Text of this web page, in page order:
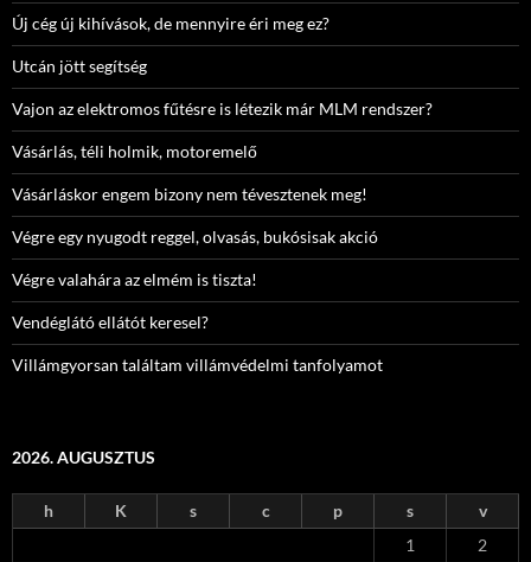
Új cég új kihívások, de mennyire éri meg ez?
Utcán jött segítség
Vajon az elektromos fűtésre is létezik már MLM rendszer?
Vásárlás, téli holmik, motoremelő
Vásárláskor engem bizony nem tévesztenek meg!
Végre egy nyugodt reggel, olvasás, bukósisak akció
Végre valahára az elmém is tiszta!
Vendéglátó ellátót keresel?
Villámgyorsan találtam villámvédelmi tanfolyamot
2026. AUGUSZTUS
h K s c p s
v
1
2